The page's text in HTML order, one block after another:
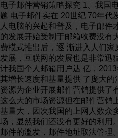
电子邮件营销策略探究 1、我国
题 电子邮件实在 20世纪 70年代
人电脑的兴起和普及，电子邮件
的发展开始受制于邮箱收费没有
费模式推出后，逐 渐进入人们
发展，互联网的发展也是非常迅
计我国个人邮箱用户达 亿，
其增长速度和基量提供 了庞大
资源为企业开展邮件营销提供了
这么大的市场资源但在邮件营销
基量大，因次我国的上网人数众
场，显然我们还没有更好的利用
邮件的滥发，邮件地址取法管理